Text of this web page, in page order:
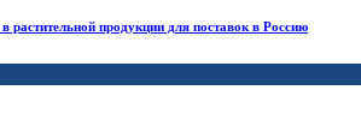
растительной продукции для поставок в Россию